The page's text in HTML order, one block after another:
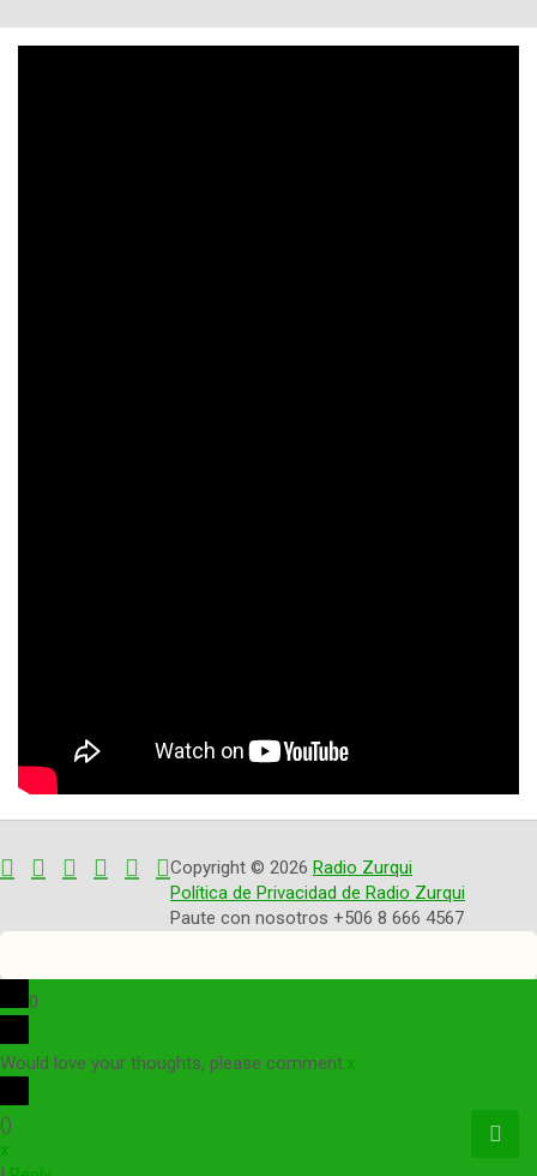
Copyright © 2026 Radio Zurqui
Política de Privacidad de Radio Zurqui
Paute con nosotros +506 8 666 4567
0
Would love your thoughts, please comment.x
()
x